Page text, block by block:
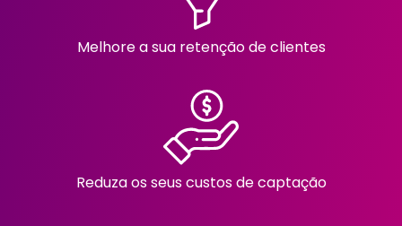
Melhore a sua retenção de clientes
Reduza os seus custos de captação